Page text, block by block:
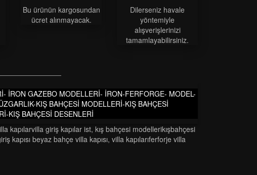
Bu ürünün kargosundan
ücret alınmayacak.
Dilerseniz havale
yöntemiyle
alışverişlerinizi
tamamlayabilirsiniz.
İRON GAZEBO MODELLERİ- İRON-FERFORGE- MODEL-
KIŞ BAHÇESİ MODELLERİ-KIŞ BAHÇESİ
KIŞ BAHÇESİ DESENLERİ
kapilarvi̇lla gi̇ri̇ş kapilar ist, kiş bahçesi̇ modelleri̇kişbahçesi̇
kapisi beyaz bahçe vi̇lla kapisi, vi̇lla kapilariferforje vi̇lla